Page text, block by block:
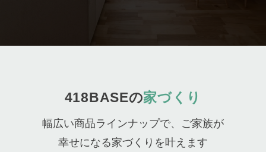
418BASEの家づくり
幅広い商品ラインナップで、ご家族が
幸せになる家づくりを叶えます